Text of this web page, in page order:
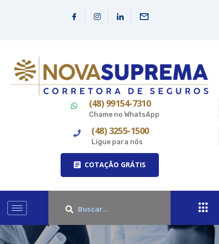
(48) 99154-7310
Chame no WhatsApp
(48) 3255-1500
Ligue para nós
COTAÇÃO GRÁTIS